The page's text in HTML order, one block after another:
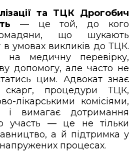
та ТЦК Дрогобич
— це той, до кого
що шукають
в умовах викликів до ТЦК.
медичну перевірку,
допомогу, але часто не
цим. Адвокат знає
скарг, процедури ТЦК,
лікарськими комісіями,
і вимагає дотримання
участь — це не тільки
а й підтримка у
процесах.